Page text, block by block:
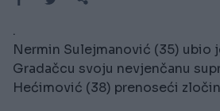
.
Nermin Sulejmanović (35) ubio
Gradačcu svoju nevjenčanu
Hećimović ​​(38) prenoseći